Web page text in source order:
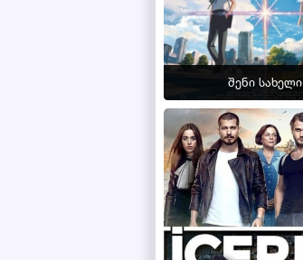
შენი სახელი